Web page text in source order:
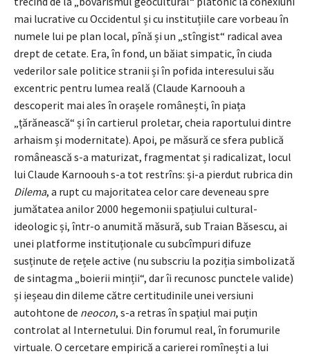
mai lucrative cu Occidentul și cu instituțiile care vorbeau în
numele lui pe plan local, pînă și un „stîngist“ radical avea
drept de cetate. Era, în fond, un băiat simpatic, în ciuda
vederilor sale politice stranii și în pofida interesului său
excentric pentru lumea reală (Claude Karnoouh a
descoperit mai ales în orașele românești, în piața
„țărănească“ și în cartierul proletar, cheia raportului dintre
arhaism și modernitate). Apoi, pe măsură ce sfera publică
românească s-a maturizat, fragmentat și radicalizat, locul
lui Claude Karnoouh s-a tot restrîns: și-a pierdut rubrica din
Dilema, a rupt cu majoritatea celor care deveneau spre
jumătatea anilor 2000 hegemonii spațiului cultural-
ideologic și, într-o anumită măsură, sub Traian Băsescu, ai
unei platforme instituționale cu subcîmpuri difuze
susținute de rețele active (nu subscriu la poziția simbolizată
de sintagma „boierii minții“, dar îi recunosc punctele valide)
și ieșeau din dileme către certitudinile unei versiuni
autohtone de neocon, s-a retras în spațiul mai puțin
controlat al Internetului. Din forumul real, în forumurile
virtuale. O cercetare empirică a carierei romînești a lui